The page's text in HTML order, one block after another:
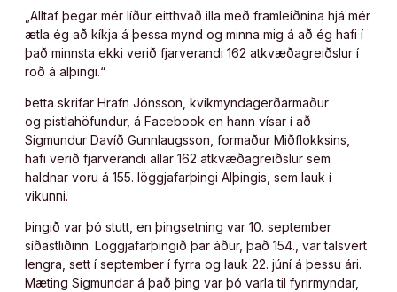
„Alltaf þegar mér líður eitthvað illa með framleiðnina hjá mér
ætla ég að kíkja á þessa mynd og minna mig á að ég hafi í
það minnsta ekki verið fjarverandi 162 atkvæðagreiðslur í
röð á alþingi.“
Þetta skrifar Hrafn Jónsson, kvikmyndagerðarmaður
og pistlahöfundur, á Facebook en hann vísar í að
Sigmundur Davíð Gunnlaugsson, formaður Miðflokksins,
hafi verið fjarverandi allar 162 atkvæðagreiðslur sem
haldnar voru á 155. löggjafarþingi Alþingis, sem lauk í
vikunni.
Þingið var þó stutt, en þingsetning var 10. september
síðastliðinn. Löggjafarþingið þar áður, það 154., var talsvert
lengra, sett í september í fyrra og lauk 22. júní á þessu ári.
Mæting Sigmundar á það þing var þó varla til fyrirmyndar,